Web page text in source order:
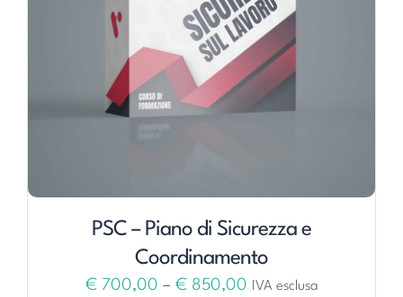
PSC – Piano di Sicurezza e
Coordinamento
€ 700,00 – € 850,00 IVA esclusa